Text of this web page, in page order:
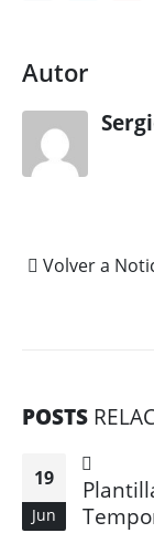
Autor
Volver a
POSTS
19
Jun